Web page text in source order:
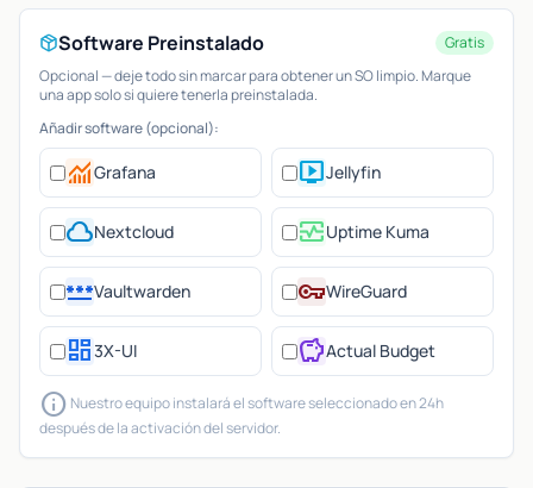
Software Preinstalado
Gratis
Opcional — deje todo sin marcar para obtener un SO limpio. Marque
una app solo si quiere tenerla preinstalada.
Añadir software (opcional):
monitoringGrafana live_tvJellyfin
cloudNextcloud monitor_heartUptime Kuma
passwordVaultwarden vpn_keyWireGuard
dashboard3X-UI savingsActual Budget
info Nuestro equipo instalará el software seleccionado en 24h
después de la activación del servidor.